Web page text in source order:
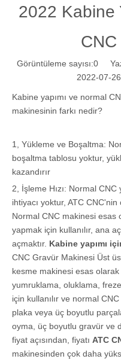
2022 Kabine
Görüntüleme sayısı:0
2022-07-
Kabine yapımı ve normal
makinesinin farkı nedir?
1, Yükleme ve Boşaltma:
boşaltma tablosu yoktur,
kazandırır
2, İşleme Hızı: Normal
ihtiyacı yoktur, ATC CNC'nin
Normal CNC makinesi esas
yapmak için kullanılır, ana
açmaktır. Kabine yapımı
CNC Gravür Makinesi Üst
kesme makinesi esas olarak
yumruklama, oluklama,
için kullanılır ve normal
plaka veya üç boyutlu
oyma, üç boyutlu gravür ve
fiyat açısından, fiyatı ATC
makinesinden çok daha